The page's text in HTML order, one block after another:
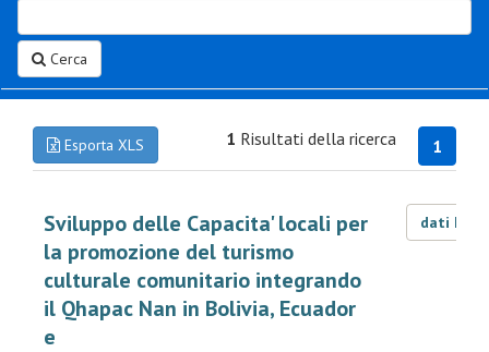
Cerca
Esporta XLS 1
1 Risultati della ricerca
Sviluppo delle Capacita' locali per
la promozione del turismo
culturale comunitario integrando
il Qhapac Nan in Bolivia, Ecuador
e
dati LOD